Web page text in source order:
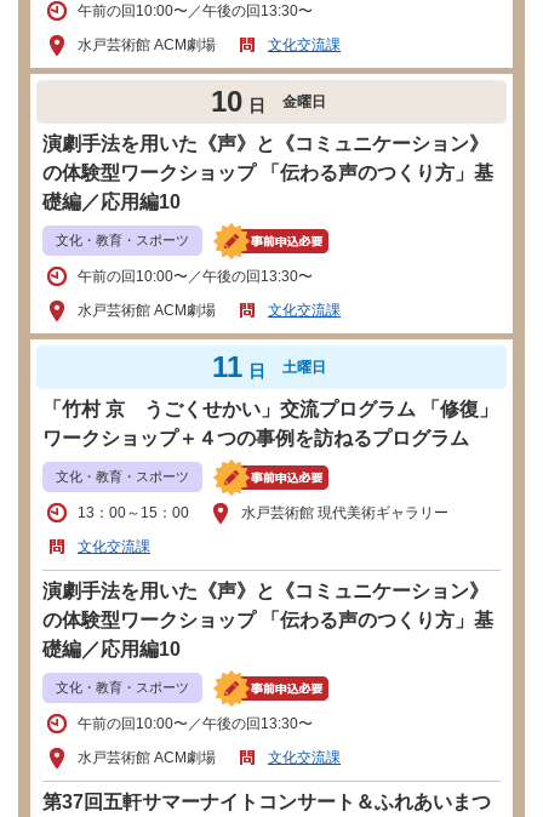
午前の回10:00〜／午後の回13:30〜
水戸芸術館 ACM劇場
文化交流課
10 日 金曜日
演劇手法を用いた《声》と《コミュニケーション》
の体験型ワークショップ 「伝わる声のつくり方」基
礎編／応用編10
文化・教育・スポーツ
午前の回10:00〜／午後の回13:30〜
水戸芸術館 ACM劇場
文化交流課
11 日 土曜日
「竹村 京 うごくせかい」交流プログラム 「修復」
ワークショップ＋４つの事例を訪ねるプログラム
文化・教育・スポーツ
13：00～15：00
水戸芸術館 現代美術ギャラリー
文化交流課
演劇手法を用いた《声》と《コミュニケーション》
の体験型ワークショップ 「伝わる声のつくり方」基
礎編／応用編10
文化・教育・スポーツ
午前の回10:00〜／午後の回13:30〜
水戸芸術館 ACM劇場
文化交流課
第37回五軒サマーナイトコンサート＆ふれあいまつ